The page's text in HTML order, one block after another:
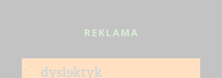
REKLAMA